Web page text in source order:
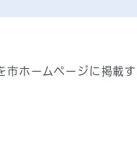
ホームページに掲載